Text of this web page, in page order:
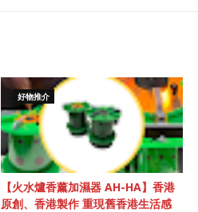
好物推介
【火水爐香薰加濕器 AH-HA】香港
原創、香港製作 重現舊香港生活感